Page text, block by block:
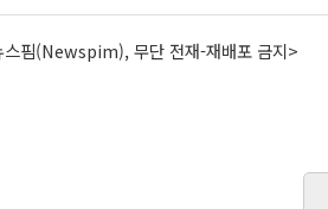
스핌(Newspim), 무단 전재-재배포 금지>